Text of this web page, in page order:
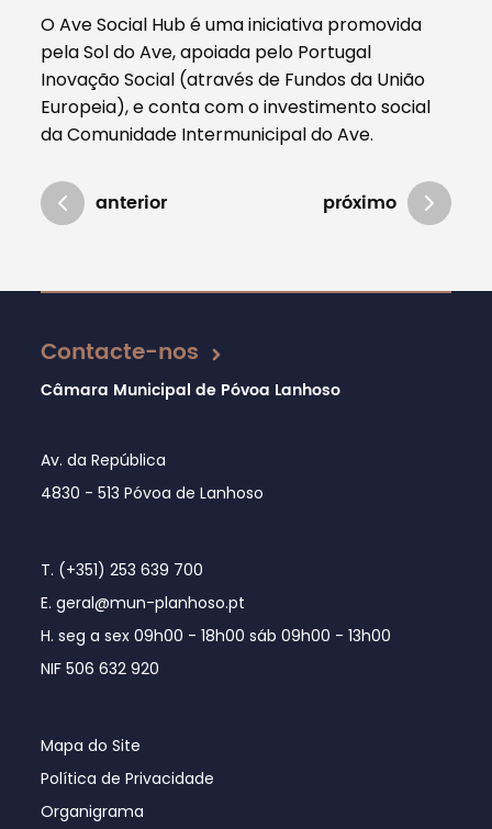
O Ave Social Hub é uma iniciativa promovida
pela Sol do Ave, apoiada pelo Portugal
Inovação Social (através de Fundos da União
Europeia), e conta com o investimento social
da Comunidade Intermunicipal do Ave.
anterior próximo
Atualizado em 02/06/2026
Contacte-nos
Câmara Municipal de Póvoa Lanhoso
Av. da República
4830 - 513 Póvoa de Lanhoso
T. (+351) 253 639 700
E. geral@mun-planhoso.pt
H. seg a sex 09h00 - 18h00 sáb 09h00 - 13h00
NIF 506 632 920
Mapa do Site
Política de Privacidade
Organigrama